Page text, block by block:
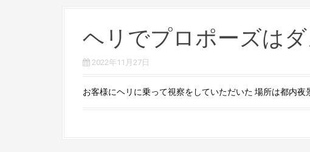
ヘリでプロポーズはダ
2022年11月27日
お客様にヘリに乗って視察をしていただいた 場所は都内夜